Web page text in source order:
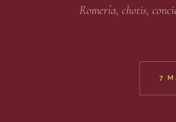
Romería, chotis,
7